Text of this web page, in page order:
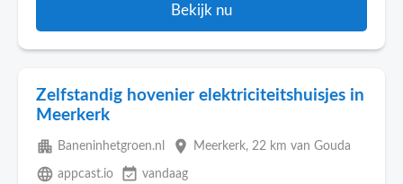
Bekijk nu
Zelfstandig hovenier elektriciteitshuisjes in
Meerkerk
apartment Baneninhetgroen.nl place Meerkerk, 22 km van Gouda
language appcast.io event_available vandaag